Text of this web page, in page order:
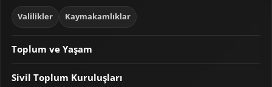
Valilikler Kaymakamlıklar
Toplum ve Yaşam
Sivil Toplum Kuruluşları